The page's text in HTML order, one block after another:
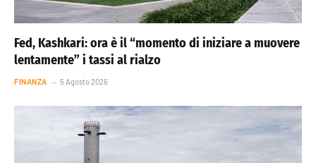
Fed, Kashkari: ora è il “momento di iniziare a muovere
lentamente” i tassi al rialzo
FINANZA 5 Agosto 2026